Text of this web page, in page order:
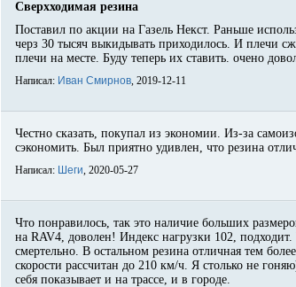
Сверхходимая резина
Поставил по акции на Газель Некст. Раньше
черз 30 тысяч выкидывать приходилось. И плечи
плечи на месте. Буду теперь их ставить. очено
Написал: Иван Смирнов, 2019-12-11
Честно сказать, покупал из экономии. Из-за
сэкономить. Был приятно удивлен, что резина
Написал: Шеги, 2020-05-27
Что понравилось, так это наличие больших
на RAV4, доволен! Индекс нагрузки 102, подходит.
смертельно. В остальном резина отличная тем
скорости рассчитан до 210 км/ч. Я столько не
себя показывает и на трассе, и в городе.